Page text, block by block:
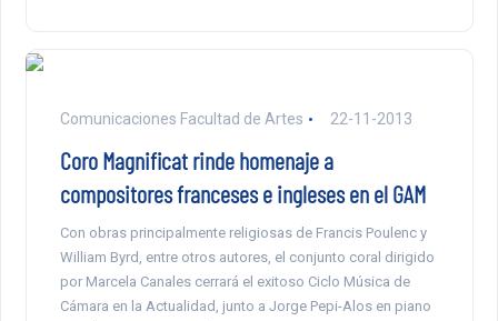
Comunicaciones Facultad de Artes 22-11-2013
Coro Magnificat rinde homenaje a
compositores franceses e ingleses en el GAM
Con obras principalmente religiosas de Francis Poulenc y
William Byrd, entre otros autores, el conjunto coral dirigido
por Marcela Canales cerrará el exitoso Ciclo Música de
Cámara en la Actualidad, junto a Jorge Pepi-Alos en piano